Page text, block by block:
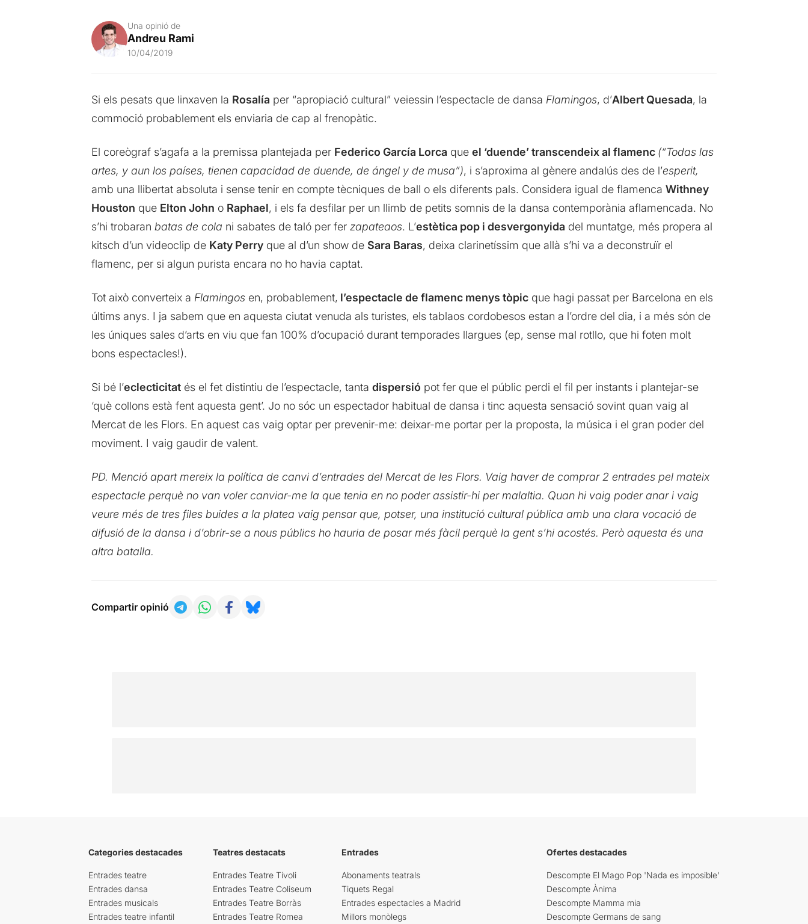
Una opinió de
Andreu Rami
10/04/2019
Si els pesats que linxaven la Rosalía per “apropiació cultural” veiessin l’espectacle de dansa Flamingos, d’Albert Quesada, la
commoció probablement els enviaria de cap al frenopàtic.
El coreògraf s’agafa a la premissa plantejada per Federico García Lorca que el ‘duende’ transcendeix al flamenc (“Todas las
artes, y aun los países, tienen capacidad de duende, de ángel y de musa”), i s’aproxima al gènere andalús des de l’esperit,
amb una llibertat absoluta i sense tenir en compte tècniques de ball o els diferents pals. Considera igual de flamenca Withney
Houston que Elton John o Raphael, i els fa desfilar per un llimb de petits somnis de la dansa contemporània aflamencada. No
s’hi trobaran batas de cola ni sabates de taló per fer zapateaos. L’estètica pop i desvergonyida del muntatge, més propera al
kitsch d’un videoclip de Katy Perryque al d’un show de Sara Baras, deixa clarinetíssim que allà s’hi va a deconstruïr el
flamenc, per si algun purista encara no ho havia captat.
Tot això converteix a Flamingosen, probablement, l’espectacle de flamenc menys tòpicque hagi passat per Barcelona en els
últims anys. I ja sabem que en aquesta ciutat venuda als turistes, els tablaos cordobesos estan a l’ordre del dia, i a més són de
les úniques sales d’arts en viu que fan 100% d’ocupació durant temporades llargues (ep, sense mal rotllo, que hi foten molt
bons espectacles!).
Si bé l’eclecticitatés el fet distintiu de l’espectacle, tanta dispersió pot fer que el públic perdi el fil per instants i plantejar-se
‘què collons està fent aquesta gent’. Jo no sóc un espectador habitual de dansa i tinc aquesta sensació sovint quan vaig al
Mercat de les Flors. En aquest cas vaig optar per prevenir-me: deixar-me portar per la proposta, la música i el gran poder del
moviment. I vaig gaudir de valent.
PD. Menció apart mereix la política de canvi d’entrades del Mercat de les Flors. Vaig haver de comprar 2 entrades pel mateix
espectacle perquè no van voler canviar-me la que tenia en no poder assistir-hi per malaltia. Quan hi vaig poder anar i vaig
veure més de tres files buides a la platea vaig pensar que, potser, una institució cultural pública amb una clara vocació de
difusió de la dansa i d’obrir-se a nous públics ho hauria de posar més fàcil perquè la gent s’hi acostés. Però aquesta és una
altra batalla.
Compartir opinió
Categories destacades
Entrades teatre
Entrades dansa
Entrades musicals
Entrades teatre infantil
Teatres destacats
Entrades Teatre Tívoli
Entrades Teatre Coliseum
Entrades Teatre Borràs
Entrades Teatre Romea
Entrades
Abonaments teatrals
Tiquets Regal
Entrades espectacles a Madrid
Millors monòlegs
Ofertes destacades
Descompte El Mago Pop 'Nada es imposible'
Descompte Ànima
Descompte Mamma mia
Descompte Germans de sang